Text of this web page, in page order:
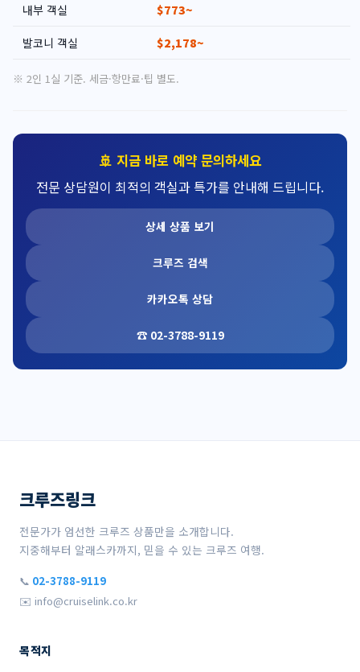
내부 객실
$773~
발코니 객실 $2,178~
※ 2인 1실 기준. 세금·항만료·팁 별도.
🚢 지금 바로 예약 문의하세요
전문 상담원이 최적의 객실과 특가를 안내해 드립니다.
상세 상품 보기
크루즈 검색
카카오톡 상담
☎ 02-3788-9119
크루즈링크
전문가가 엄선한 크루즈 상품만을 소개합니다.
지중해부터 알래스카까지, 믿을 수 있는 크루즈 여행.
📞 02-3788-9119
✉️ info@cruiselink.co.kr
목적지